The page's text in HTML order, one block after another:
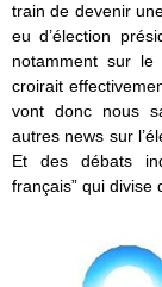
train de devenir
eu d’élection
notamment sur le
croirait
vont donc nous
autres news sur
Et des débats
français” qui divise